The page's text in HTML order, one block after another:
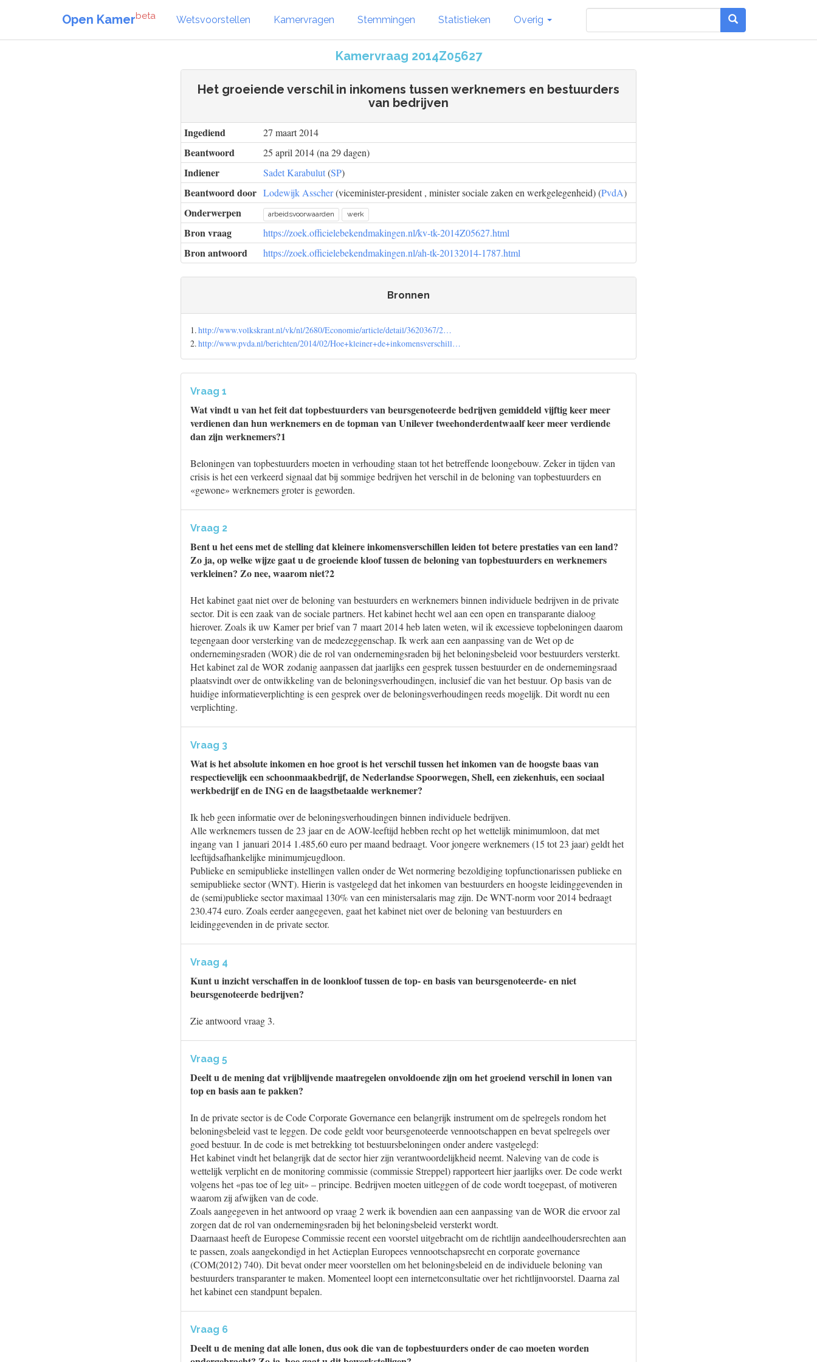
Open Kamerbeta Wetsvoorstellen Kamervragen Stemmingen Statistieken Overig
Kamervraag 2014Z05627
Het groeiende verschil in inkomens tussen werknemers en bestuurders
van bedrijven
Ingediend 27 maart 2014
Beantwoord 25 april 2014 (na 29 dagen)
Indiener Sadet Karabulut(SP)
Beantwoord door Lodewijk Asscher(viceminister-president , minister sociale zaken en werkgelegenheid) (PvdA)
Onderwerpen arbeidsvoorwaarden werk
Bron vraag https://zoek.officielebekendmakingen.nl/kv-tk-2014Z05627.html
Bron antwoord https://zoek.officielebekendmakingen.nl/ah-tk-20132014-1787.html
Bronnen
1.http://www.volkskrant.nl/vk/nl/2680/Economie/article/detail/3620367/2…
2.http://www.pvda.nl/berichten/2014/02/Hoe+kleiner+de+inkomensverschill…
Vraag 1
Wat vindt u van het feit dat topbestuurders van beursgenoteerde bedrijven gemiddeld vijftig keer meer
verdienen dan hun werknemers en de topman van Unilever tweehonderdentwaalf keer meer verdiende
dan zijn werknemers?1
Beloningen van topbestuurders moeten in verhouding staan tot het betreffende loongebouw. Zeker in tijden van
crisis is het een verkeerd signaal dat bij sommige bedrijven het verschil in de beloning van topbestuurders en
«gewone» werknemers groter is geworden.
Vraag 2
Bent u het eens met de stelling dat kleinere inkomensverschillen leiden tot betere prestaties van een land?
Zo ja, op welke wijze gaat u de groeiende kloof tussen de beloning van topbestuurders en werknemers
verkleinen? Zo nee, waarom niet?2
Het kabinet gaat niet over de beloning van bestuurders en werknemers binnen individuele bedrijven in de private
sector. Dit is een zaak van de sociale partners. Het kabinet hecht wel aan een open en transparante dialoog
hierover. Zoals ik uw Kamer per brief van 7 maart 2014 heb laten weten, wil ik excessieve topbeloningen daarom
tegengaan door versterking van de medezeggenschap. Ik werk aan een aanpassing van de Wet op de
ondernemingsraden (WOR) die de rol van ondernemingsraden bij het beloningsbeleid voor bestuurders versterkt.
Het kabinet zal de WOR zodanig aanpassen dat jaarlijks een gesprek tussen bestuurder en de ondernemingsraad
plaatsvindt over de ontwikkeling van de beloningsverhoudingen, inclusief die van het bestuur. Op basis van de
huidige informatieverplichting is een gesprek over de beloningsverhoudingen reeds mogelijk. Dit wordt nu een
verplichting.
Vraag 3
Wat is het absolute inkomen en hoe groot is het verschil tussen het inkomen van de hoogste baas van
respectievelijk een schoonmaakbedrijf, de Nederlandse Spoorwegen, Shell, een ziekenhuis, een sociaal
werkbedrijf en de ING en de laagstbetaalde werknemer?
Ik heb geen informatie over de beloningsverhoudingen binnen individuele bedrijven.
Alle werknemers tussen de 23 jaar en de AOW-leeftijd hebben recht op het wettelijk minimumloon, dat met
ingang van 1 januari 2014 1.485,60 euro per maand bedraagt. Voor jongere werknemers (15 tot 23 jaar) geldt het
leeftijdsafhankelijke minimumjeugdloon.
Publieke en semipublieke instellingen vallen onder de Wet normering bezoldiging topfunctionarissen publieke en
semipublieke sector (WNT). Hierin is vastgelegd dat het inkomen van bestuurders en hoogste leidinggevenden in
de (semi)publieke sector maximaal 130% van een ministersalaris mag zijn. De WNT-norm voor 2014 bedraagt
230.474 euro. Zoals eerder aangegeven, gaat het kabinet niet over de beloning van bestuurders en
leidinggevenden in de private sector.
Vraag 4
Kunt u inzicht verschaffen in de loonkloof tussen de top- en basis van beursgenoteerde- en niet
beursgenoteerde bedrijven?
Zie antwoord vraag 3.
Vraag 5
Deelt u de mening dat vrijblijvende maatregelen onvoldoende zijn om het groeiend verschil in lonen van
top en basis aan te pakken?
In de private sector is de Code Corporate Governance een belangrijk instrument om de spelregels rondom het
beloningsbeleid vast te leggen. De code geldt voor beursgenoteerde vennootschappen en bevat spelregels over
goed bestuur. In de code is met betrekking tot bestuursbeloningen onder andere vastgelegd:
Het kabinet vindt het belangrijk dat de sector hier zijn verantwoordelijkheid neemt. Naleving van de code is
wettelijk verplicht en de monitoring commissie (commissie Streppel) rapporteert hier jaarlijks over. De code werkt
volgens het «pas toe of leg uit» – principe. Bedrijven moeten uitleggen of de code wordt toegepast, of motiveren
waarom zij afwijken van de code.
Zoals aangegeven in het antwoord op vraag 2 werk ik bovendien aan een aanpassing van de WOR die ervoor zal
zorgen dat de rol van ondernemingsraden bij het beloningsbeleid versterkt wordt.
Daarnaast heeft de Europese Commissie recent een voorstel uitgebracht om de richtlijn aandeelhoudersrechten aan
te passen, zoals aangekondigd in het Actieplan Europees vennootschapsrecht en corporate governance
(COM(2012) 740). Dit bevat onder meer voorstellen om het beloningsbeleid en de individuele beloning van
bestuurders transparanter te maken. Momenteel loopt een internetconsultatie over het richtlijnvoorstel. Daarna zal
het kabinet een standpunt bepalen.
Vraag 6
Deelt u de mening dat alle lonen, dus ook die van de topbestuurders onder de cao moeten worden